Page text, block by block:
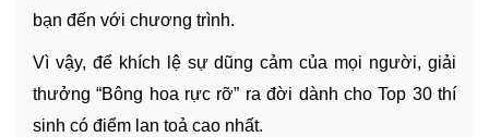
bạn đến với chương trình.
Vì vậy, để khích lệ sự dũng cảm của mọi người, giải
thưởng “Bông hoa rực rỡ” ra đời dành cho Top 30 thí
sinh có điểm lan toả cao nhất.